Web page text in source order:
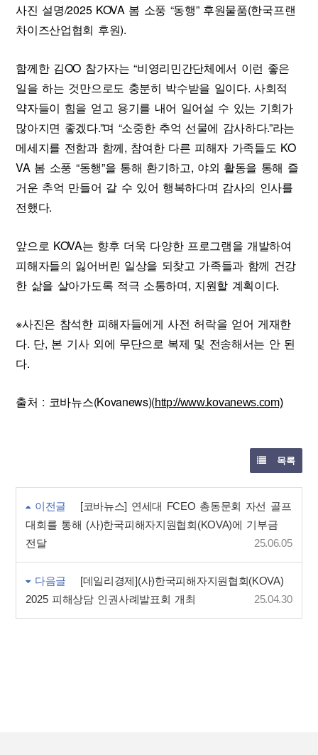
사진 설명/2025 KOVA 봄 소풍 “동행” 후원물품(한국프랜
차이즈산업협회 후원).
함께한 김OO 참가자는 “비영리민간단체에서 이런 좋은
일을 하는 것만으로도 충분히 박수받을 일이다. 사회적
약자들이 힘을 얻고 용기를 내어 일어설 수 있는 기회가
많아지면 좋겠다.”며 “소중한 추억 선물에 감사하다.”라는
메세지를 전함과 함께, 참여한 다른 피해자 가족들도 KO
VA 봄 소풍 “동행”을 통해 환기하고, 야외 활동을 통해 즐
거운 추억 만들어 갈 수 있어 행복하다며 감사의 인사를
전했다.
앞으로 KOVA는 향후 더욱 다양한 프로그램을 개발하여
피해자들의 잃어버린 일상을 되찾고 가족들과 함께 건강
한 삶을 살아가도록 적극 소통하며, 지원할 계획이다.
※사진은 참석한 피해자들에게 사전 허락을 얻어 게재한
다. 단, 본 기사 외에 무단으로 복제 및 전송해서는 안 된
다.
출처 : 코바뉴스(Kovanews)(http://www.kovanews.com)
목록
이전글
[코바뉴스] 연세대 FCEO 총동문회 자선 골프
대회를 통해 (사)한국피해자지원협회(KOVA)에 기부금
전달
25.06.05
다음글
[데일리경제](사)한국피해자지원협회(KOVA)
2025 피해상담 인권사례발표회 개최
25.04.30